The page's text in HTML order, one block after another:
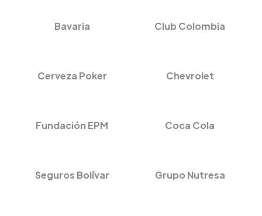
Bavaria Club Colombia
Cerveza Poker Chevrolet
Fundación EPM Coca Cola
Seguros Bolívar Grupo Nutresa